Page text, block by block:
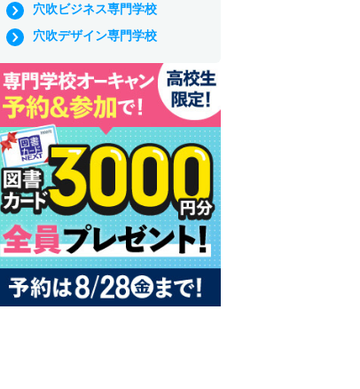
穴吹ビジネス専門学校
穴吹デザイン専門学校